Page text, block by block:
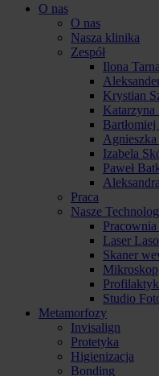
O nas
O nas
Nasza klinika
Zespół
Ilona
Krystian
Katarzyna
Agnieszka
Izabela
Paweł
Praca
Nasze
Laser
Skaner
Mikroskop
Studio
Metamorfozy
Invisalign
Protetyka
Higienizacja
Bonding